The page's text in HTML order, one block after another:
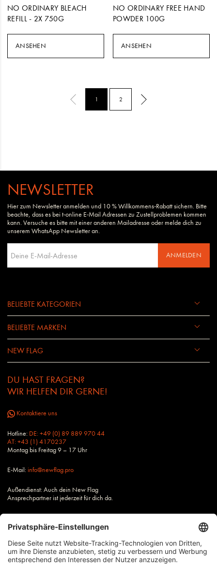
NO ORDINARY BLEACH
REFILL - 2X 750G
ANSEHEN
NO ORDINARY FREE HAND
POWDER 100G
ANSEHEN
1 2
NEWSLETTER
Hier zum Newsletter anmelden und 10 % Willkommens-Rabatt sichern. Bitte
beachte, dass es bei t-online E-Mail Adressen zu Zustellproblemen kommen
kann. Versuche es bitte mit einer anderen Mailadresse oder melde dich zu
unserem WhatsApp Newsletter an.
ANMELDEN
BELIEBTE KATEGORIEN
BELIEBTE MARKEN
NEW FLAG
DU HAST FRAGEN?
WIR HELFEN DIR GERNE!
Kontaktiere uns
Hotline: DE: +49 (0) 89 889 970 44
AT: +43 (1) 4170237
Montag bis Freitag 9 – 17 Uhr
E-Mail:info@newflag.pro
Außendienst: Auch dein New Flag
Ansprechpartner ist jederzeit für dich da.
Alle Preise zzgl. Steuern und Versandkosten, wenn nicht anders
beschrieben.